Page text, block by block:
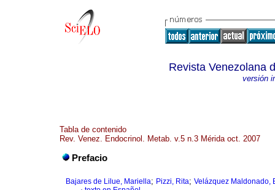
Revista Venezolana
versión
Tabla de contenido
Rev. Venez. Endocrinol. Metab. v.5 n.3 Mérida oct. 2007
Prefacio
Bajares de Lilue, Mariella; Pizzi, Rita; Velázquez Maldonado,